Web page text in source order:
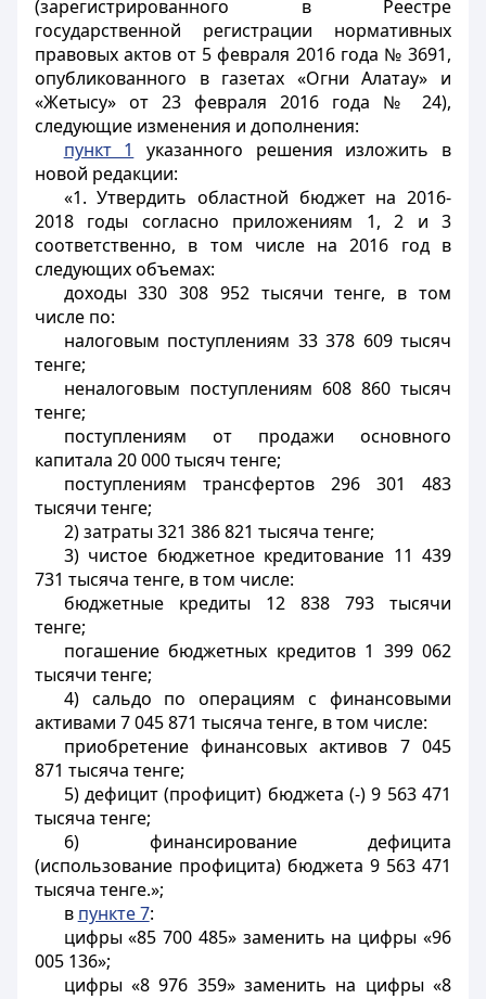
(зарегистрированного в Реестре
государственной регистрации нормативных
правовых актов от 5 февраля 2016 года № 3691,
опубликованного в газетах «Огни Алатау» и
«Жетысу» от 23 февраля 2016 года № 24),
следующие изменения и дополнения:
пункт 1
указанного решения изложить в
новой редакции:
«1. Утвердить областной бюджет на 2016-
2018 годы согласно приложениям 1, 2 и 3
соответственно, в том числе на 2016 год в
следующих объемах:
доходы 330 308 952 тысячи тенге, в том
числе по:
налоговым поступлениям 33 378 609 тысяч
тенге;
неналоговым поступлениям 608 860 тысяч
тенге;
поступлениям от продажи основного
капитала 20 000 тысяч тенге;
поступлениям трансфертов 296 301 483
тысячи тенге;
2) затраты 321 386 821 тысяча тенге;
3) чистое бюджетное кредитование 11 439
731 тысяча тенге, в том числе:
бюджетные кредиты 12 838 793 тысячи
тенге;
погашение бюджетных кредитов 1 399 062
тысячи тенге;
4) сальдо по операциям с финансовыми
активами 7 045 871 тысяча тенге, в том числе:
приобретение финансовых активов 7 045
871 тысяча тенге;
5) дефицит (профицит) бюджета (-) 9 563 471
тысяча тенге;
6) финансирование дефицита
(использование профицита) бюджета 9 563 471
тысяча тенге.»;
в пункте 7:
цифры «85 700 485» заменить на цифры «96
005 136»;
цифры «8 976 359» заменить на цифры «8